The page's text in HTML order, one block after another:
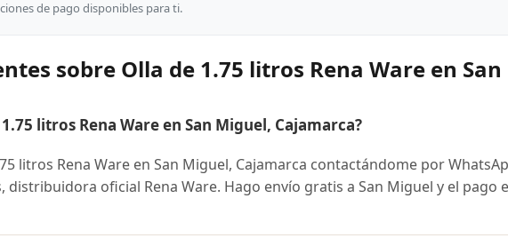
de pago disponibles para ti.
sobre Olla de 1.75 litros Rena Ware en
litros Rena Ware en San Miguel, Cajamarca?
litros Rena Ware en San Miguel, Cajamarca contactándome por
distribuidora oficial Rena Ware. Hago envío gratis a San Miguel y el pago